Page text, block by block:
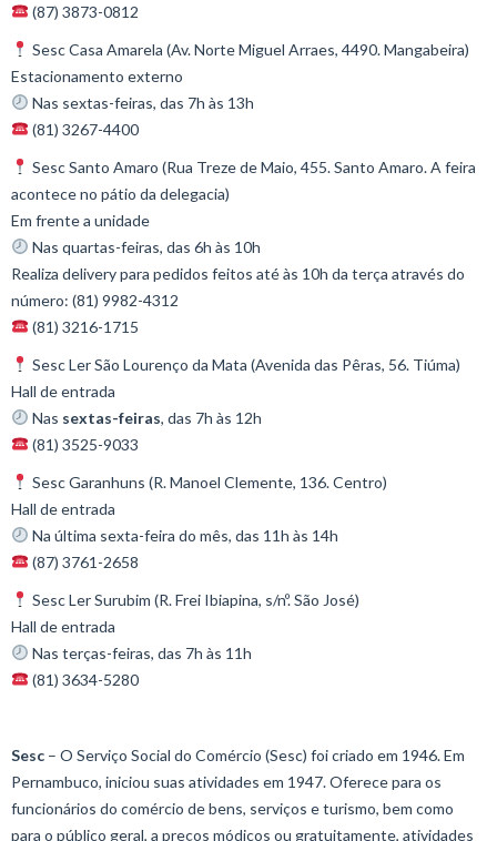
(87) 3873-0812⠀
Sesc Casa Amarela (Av. Norte Miguel Arraes, 4490. Mangabeira)
Estacionamento externo ⠀
Nas sextas-feiras, das 7h às 13h⠀
(81) 3267-4400⠀
Sesc Santo Amaro (Rua Treze de Maio, 455. Santo Amaro. A feira
acontece no pátio da delegacia)
Em frente a unidade⠀
Nas quartas-feiras, das 6h às 10h
Realiza delivery para pedidos feitos até às 10h da terça através do
número: (81) 9982-4312
(81) 3216-1715⠀
Sesc Ler São Lourenço da Mata (Avenida das Pêras, 56. Tiúma)
Hall de entrada⠀
Nas sextas-feiras, das 7h às 12h
(81) 3525-9033
Sesc Garanhuns (R. Manoel Clemente, 136. Centro)
Hall de entrada⠀
Na última sexta-feira do mês, das 11h às 14h⠀
(87) 3761-2658⠀
Sesc Ler Surubim (R. Frei Ibiapina, s/nº. São José)
Hall de entrada⠀
Nas terças-feiras, das 7h às 11h⠀
(81) 3634-5280
Sesc – O Serviço Social do Comércio (Sesc) foi criado em 1946. Em
Pernambuco, iniciou suas atividades em 1947. Oferece para os
funcionários do comércio de bens, serviços e turismo, bem como
para o público geral, a preços módicos ou gratuitamente, atividades